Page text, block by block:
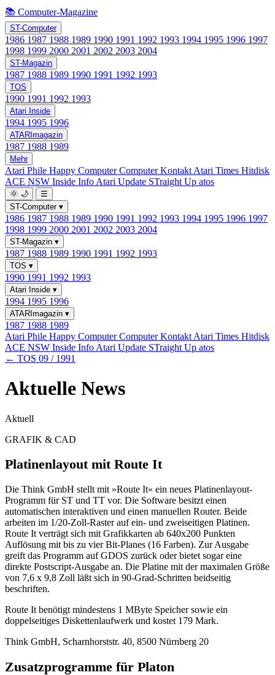
📚 Computer-Magazine
ST-Computer
1986 1987 1988 1989 1990 1991 1992 1993 1994 1995 1996 1997
1998 1999 2000 2001 2002 2003 2004
ST-Magazin
1987 1988 1989 1990 1991 1992 1993
TOS
1990 1991 1992 1993
Atari Inside
1994 1995 1996
ATARImagazin
1987 1988 1989
Mehr
Atari Phile Happy ComputerComputer Kontakt Atari Times Hitdisk
ACE NSW Inside Info Atari Update STraight Up atos
🌞 🌙
☰
ST-Computer ▾
1986 1987 1988 1989 1990 1991 1992 1993 1994 1995 1996 1997
1998 1999 2000 2001 2002 2003 2004
ST-Magazin ▾
1987 1988 1989 1990 1991 1992 1993
TOS ▾
1990 1991 1992 1993
Atari Inside ▾
1994 1995 1996
ATARImagazin ▾
1987 1988 1989
Atari Phile Happy ComputerComputer Kontakt Atari Times Hitdisk
ACE NSW Inside Info Atari Update STraight Up atos
← TOS 09 / 1991
Aktuelle News
Aktuell
GRAFIK & CAD
Platinenlayout mit Route It
Die Think GmbH stellt mit »Route It« ein neues Platinenlayout-
Programm für ST und TT vor. Die Software besitzt einen
automatischen interaktiven und einen manuellen Router. Beide
arbeiten im 1/20-Zoll-Raster auf ein- und zweiseitigen Platinen.
Route It verträgt sich mit Grafikkarten ab 640x200 Punkten
Auflösung mit bis zu vier Bit-Planes (16 Farben). Zur Ausgabe
greift das Programm auf GDOS zurück oder bietet sogar eine
direkte Postscript-Ausgabe an. Die Platine mit der maximalen Größe
von 7,6 x 9,8 Zoll läßt sich in 90-Grad-Schritten beidseitig
beschriften.
Route It benötigt mindestens 1 MByte Speicher sowie ein
doppelseitiges Diskettenlaufwerk und kostet 179 Mark.
Think GmbH, Scharnhorststr. 40, 8500 Nürnberg 20
Zusatzprogramme für Platon